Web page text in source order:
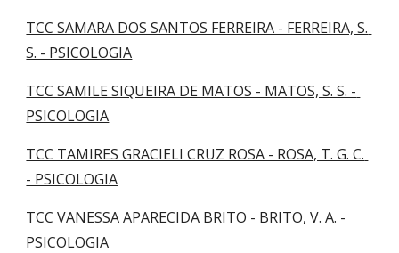
TCC SAMARA DOS SANTOS FERREIRA - FERREIRA, S.
S. - PSICOLOGIA
TCC SAMILE SIQUEIRA DE MATOS - MATOS, S. S. -
PSICOLOGIA
TCC TAMIRES GRACIELI CRUZ ROSA - ROSA, T. G. C.
- PSICOLOGIA
TCC VANESSA APARECIDA BRITO - BRITO, V. A. -
PSICOLOGIA